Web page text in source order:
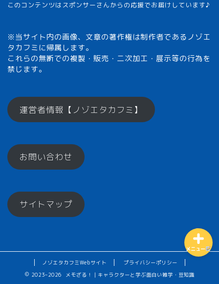
このコンテンツはスポンサーさんからの応援でお届けしています♪
※当サイト内の画像、文章の著作権は制作者であるノゾエ
タカフミに帰属します。
これらの無断での複製・販売・二次加工・展示等の行為を
禁じます。
運営者情報【ノゾエタカフミ】
お問い合わせ
サイトマップ
ノゾエタカフミWebサイト
プライバシーポリシー
2023–2026 メモざる！｜キャラクターと学ぶ面白い雑学・豆知識
メニュー
メモざるとは？